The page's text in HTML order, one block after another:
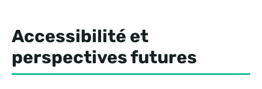
Accessibilité et
perspectives futures